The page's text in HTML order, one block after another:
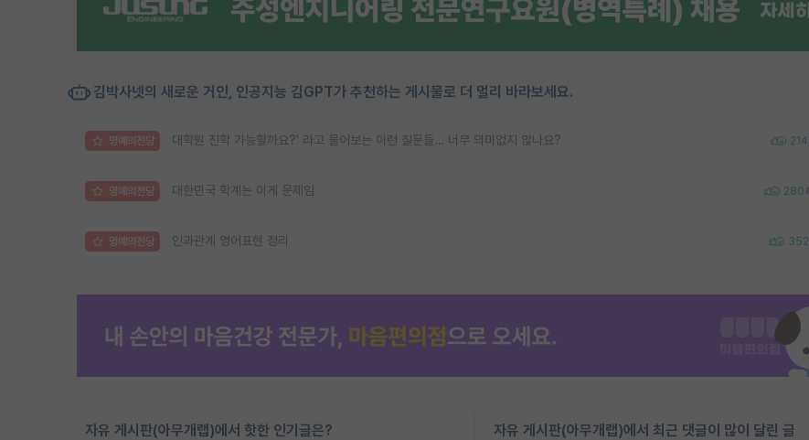
김박사넷의 새로운 거인, 인공지능 김GPT가 추천하는 게시물로 더 멀리 바라보세요.
명예의전당 대학원 진학 가능할까요?’ 라고 물어보는 이런 질문들… 너무 의미없지 않나요? 214
명예의전당 대한민국 학계는 이게 문제임 280
명예의전당 인과관계 영어표현 정리 352
자유 게시판(아무개랩)에서 핫한 인기글은? 자유 게시판(아무개랩)에서 최근 댓글이 많이 달린 글